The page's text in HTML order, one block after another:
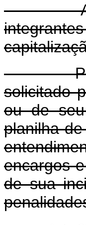
solicitado
ou de
planilha
encargos
de sua